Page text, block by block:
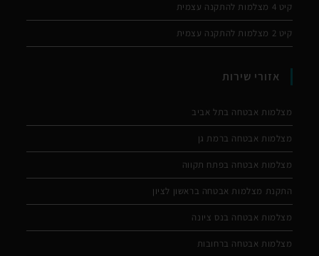
קיט 4 מצלמות להתקנה עצמית
קיט 2 מצלמות להתקנה עצמית
אזורי שירות
מצלמות אבטחה בתל אביב
מצלמות אבטחה ברמת גן
מצלמות אבטחה בפתח תקווה
התקנת מצלמות אבטחה בראשון לציון
מצלמות אבטחה בנס ציונה
מצלמות אבטחה ברחובות